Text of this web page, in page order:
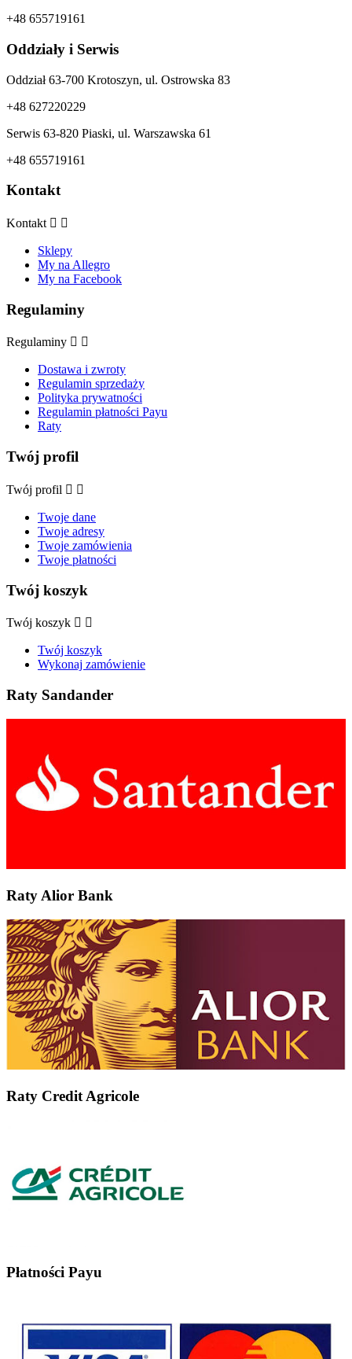
+48 655719161
Oddziały i Serwis
Oddział 63-700 Krotoszyn, ul. Ostrowska 83
+48 627220229
Serwis 63-820 Piaski, ul. Warszawska 61
+48 655719161
Kontakt
Kontakt  
Sklepy
My na Allegro
My na Facebook
Regulaminy
Regulaminy  
Dostawa i zwroty
Regulamin sprzedaży
Polityka prywatności
Regulamin płatności Payu
Raty
Twój profil
Twój profil  
Twoje dane
Twoje adresy
Twoje zamówienia
Twoje płatności
Twój koszyk
Twój koszyk  
Twój koszyk
Wykonaj zamówienie
Raty Sandander
Raty Alior Bank
Raty Credit Agricole
Płatności Payu